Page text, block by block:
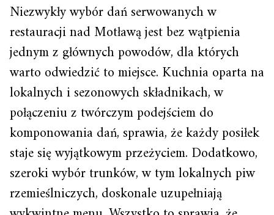
Niezwykły wybór dań serwowanych w
restauracji nad Motławą jest bez wątpienia
jednym z głównych powodów, dla których
warto odwiedzić to miejsce. Kuchnia oparta na
lokalnych i sezonowych składnikach, w
połączeniu z twórczym podejściem do
komponowania dań, sprawia, że każdy posiłek
staje się wyjątkowym przeżyciem. Dodatkowo,
szeroki wybór trunków, w tym lokalnych piw
rzemieślniczych, doskonale uzupełniają